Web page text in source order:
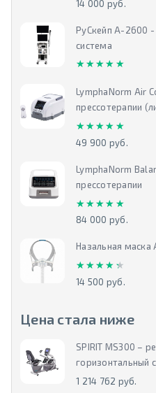
14 000 руб.
РуСкейп А-2600 -
система
★★★★★
★★★★★
LymphaNorm Air
прессотерапии
★★★★★
★★★★★
49 900 руб.
LymphaNorm
прессотерапии
★★★★★
★★★★★
84 000 руб.
Назальная маска
★★★★★
★★★★★
14 500 руб.
Цена стала ниже
SPIRIT MS300 –
горизонтальный
1 214 762 руб.